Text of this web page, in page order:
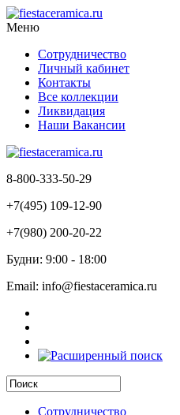
Меню
Сотрудничество
Личный кабинет
Контакты
Все коллекции
Ликвидация
Наши Вакансии
8-800-333-50-29
+7(495) 109-12-90
+7(980) 200-20-22
Будни: 9:00 - 18:00
Email: info@fiestaceramica.ru
Сотрудничество